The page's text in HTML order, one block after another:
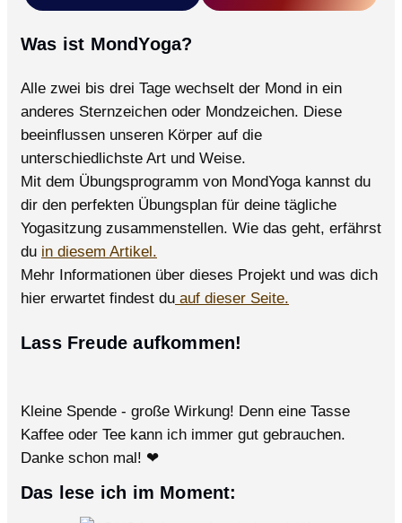
Was ist MondYoga?
Alle zwei bis drei Tage wechselt der Mond in ein
anderes Sternzeichen oder Mondzeichen. Diese
beeinflussen unseren Körper auf die
unterschiedlichste Art und Weise.
Mit dem Übungsprogramm von MondYoga kannst du
dir den perfekten Übungsplan für deine tägliche
Yogasitzung zusammenstellen. Wie das geht, erfährst
du in diesem Artikel.
Mehr Informationen über dieses Projekt und was dich
hier erwartet findest du auf dieser Seite.
Lass Freude aufkommen!
Kleine Spende - große Wirkung! Denn eine Tasse
Kaffee oder Tee kann ich immer gut gebrauchen.
Danke schon mal! ❤
Das lese ich im Moment: